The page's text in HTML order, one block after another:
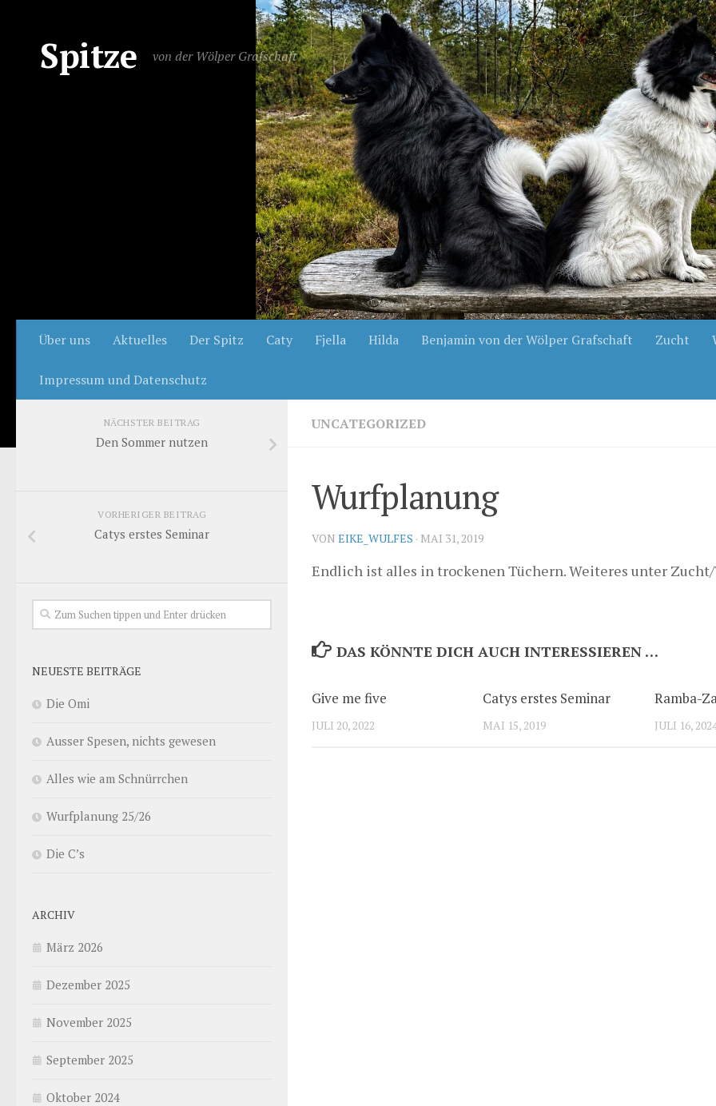
Spitze von der Wölper Grafschaft
Über uns Aktuelles Der Spitz Caty Fjella Hilda Benjamin von der Wölper Grafschaft Zucht
Impressum und Datenschutz
UNCATEGORIZED
Wurfplanung
VON EIKE_WULFES · MAI 31, 2019
Endlich ist alles in trockenen Tüchern. Weiteres unter
DAS KÖNNTE DICH AUCH INTERESSIEREN …
Give me five
JULI 20, 2022
Catys erstes Seminar
MAI 15, 2019
Ramba-
JULI 16,
NÄCHSTER BEITRAG
Den Sommer nutzen
VORHERIGER BEITRAG
Catys erstes Seminar
NEUESTE BEITRÄGE
Die Omi
Ausser Spesen, nichts gewesen
Alles wie am Schnürrchen
Wurfplanung 25/26
Die C’s
ARCHIV
März 2026
Dezember 2025
November 2025
September 2025
Oktober 2024